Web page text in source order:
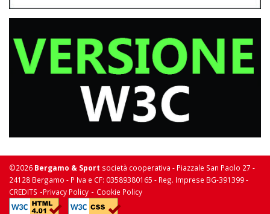
©2026 Bergamo & Sport società cooperativa - Piazzale San Paolo 27 -
24128 Bergamo - P Iva e CF: 03589380165 - Reg. Imprese BG-391399 -
CREDITS -Privacy Policy - Cookie Policy